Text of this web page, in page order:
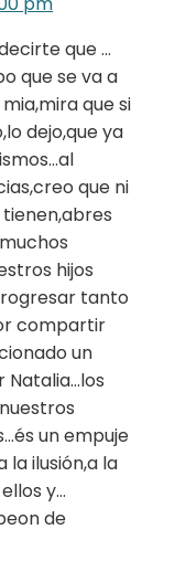
que …
que se va a
que si
dejo,que ya
que ni
hijos
tanto
compartir
un
Natalia…los
un empuje
la ilusión,a la
y…
de